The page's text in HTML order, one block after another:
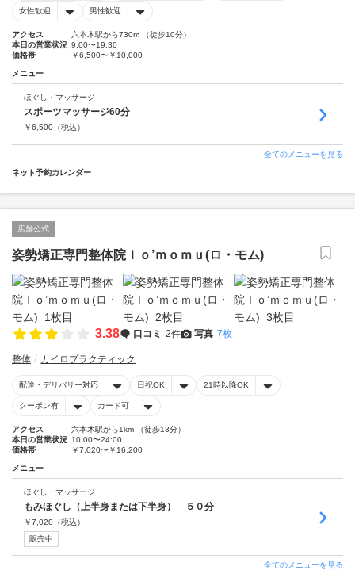
女性歓迎 男性歓迎
アクセス
六本木駅から730m （徒歩10分）
本日の営業状況 9:00〜19:30
価格帯
￥6,500〜￥10,000
メニュー
ほぐし・マッサージ
スポーツマッサージ60分
￥6,500 （税込）
全てのメニューを見る
ネット予約カレンダー
店舗公式
姿勢矯正専門整体院ｌｏ’ｍｏｍｕ(ロ・モム)
3.38 口コミ 2件 写真 7枚
整体 カイロプラクティック
配達・デリバリー対応 日祝OK 21時以降OK
クーポン有 カード可
アクセス
六本木駅から1km （徒歩13分）
本日の営業状況 10:00〜24:00
価格帯
￥7,020〜￥16,200
メニュー
ほぐし・マッサージ
もみほぐし（上半身または下半身） ５０分
￥7,020 （税込）
販売中
全てのメニューを見る